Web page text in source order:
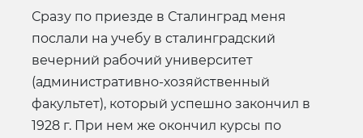
Сразу по приезде в Сталинград меня
послали на учебу в сталинградский
вечерний рабочий университет
(административно-хозяйственный
факультет), который успешно закончил в
1928 г. При нем же окончил курсы по